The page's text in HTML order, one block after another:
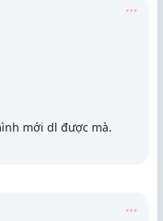
mới dl được mà.